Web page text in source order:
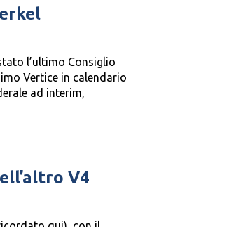
l’ultimo Consiglio
Vertice in calendario
ad interim,
V4